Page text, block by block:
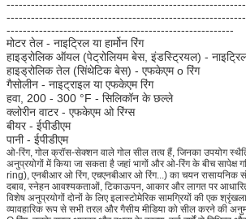
--------------------------------------------------------
मोटर तेल - नाइट्रिल या हार्मोन रिंग
हाइड्रोलिक ऑयल (पेट्रोलियम बेस, इंडस्ट्रियल) - नाइट्रिल
हाइड्रोलिक तेल (सिंथेटिक बेस) - एफकेएम o रिंग
गैसोलीन - नाइट्राइल या एफकेएम रिंग
हवा, 200 - 300 °F - सिलिकॉन के छल्ले
क्लोरीन वाटर - एफकेएम ओ रिंग्स
बीयर - ईपीडीएम
पानी - ईपीडीएम
ओ-रिंग, गोल क्रॉस-सेक्शन वाले गोल सील तत्व हैं, जिनका उपयोग
अनुप्रयोगों में किया जा सकता है जहां भागों और ओ-रिंग के बीच सापेक्ष
ring), एनबीआर ओ रिंग, एचएनबीआर ओ रिंग...) का चयन रासायनिक
दबाव, स्नेहन आवश्यकताओं, टिकाऊपन, आकार और लागत पर
विशेष अनुप्रयोगों दोनों के लिए इलास्टोमेरिक सामग्रियों की एक
व्यावहारिक रूप से सभी तरल और गैसीय मीडिया को सील करने की